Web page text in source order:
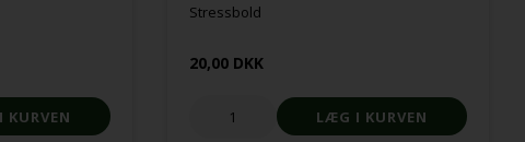
Stressbold
20,00 DKK